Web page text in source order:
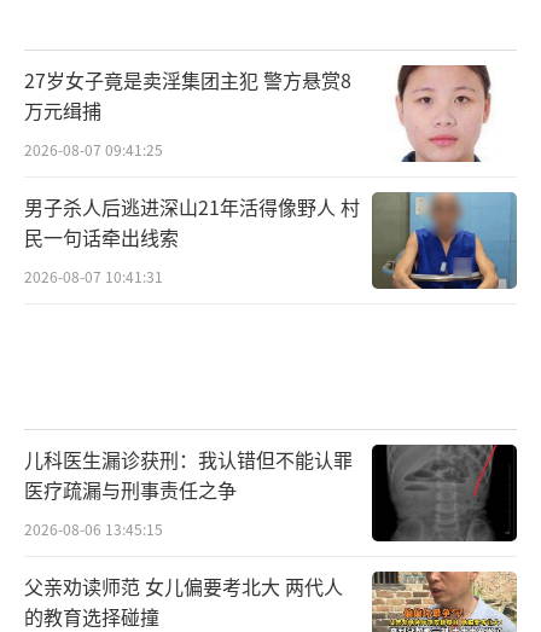
27岁女子竟是卖淫集团主犯 警方悬赏8
万元缉捕
2026-08-07 09:41:25
男子杀人后逃进深山21年活得像野人 村
民一句话牵出线索
2026-08-07 10:41:31
儿科医生漏诊获刑：我认错但不能认罪
医疗疏漏与刑事责任之争
2026-08-06 13:45:15
父亲劝读师范 女儿偏要考北大 两代人
的教育选择碰撞